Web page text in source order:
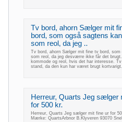
Tv bord, ahorn Sælger mit
bord, som også sagtens
som reol, da jeg ..
Tv bord, ahorn Sælger mit fine tv bord, som
som reol, da jeg desværre ikke får det
kommode og reol, hvis det har interesse.
stand, da den kun har været brugt
Herreur, Quarts Jeg sælger
for 500 kr.
Herreur, Quarts Jeg sælger mit fine ur for
Mærke: QuartsArbnor B.Klyveren 93070